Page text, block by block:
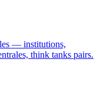
— institutions,
think tanks pairs.